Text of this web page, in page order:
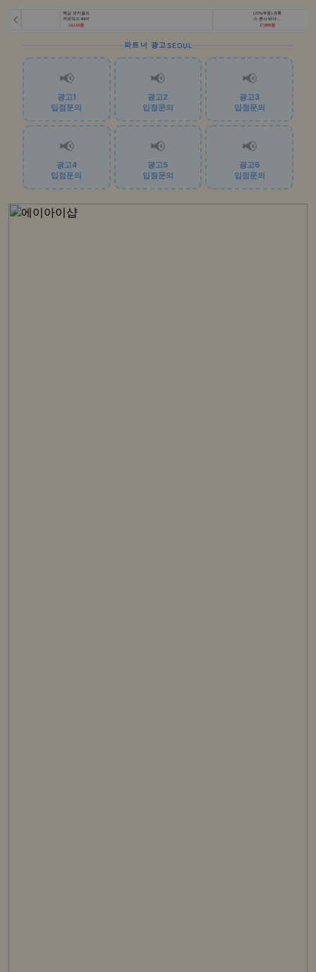
파트너 광고SEOUL
📢
광고1
입점문의
📢
광고2
입점문의
📢
광고3
입점문의
📢
광고4
입점문의
📢
광고5
입점문의
📢
광고6
입점문의